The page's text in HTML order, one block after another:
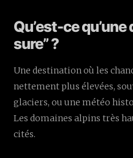
Qu’est-ce
sure” ?
Une destination où les
nettement plus élevées,
glaciers, ou une météo
Les domaines alpins très
cités.